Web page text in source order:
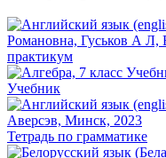
практикум
Учебник
Тетрадь по грамматике